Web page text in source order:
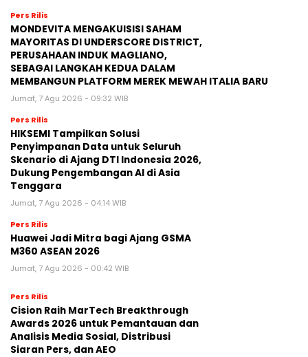
Pers Rilis
MONDEVITA MENGAKUISISI SAHAM
MAYORITAS DI UNDERSCORE DISTRICT,
PERUSAHAAN INDUK MAGLIANO,
SEBAGAI LANGKAH KEDUA DALAM
MEMBANGUN PLATFORM MEREK MEWAH ITALIA BARU
Jumat, 7 Agu 2026 - 09:32 WIB
Pers Rilis
HIKSEMI Tampilkan Solusi
Penyimpanan Data untuk Seluruh
Skenario di Ajang DTI Indonesia 2026,
Dukung Pengembangan AI di Asia
Tenggara
Jumat, 7 Agu 2026 - 04:14 WIB
Pers Rilis
Huawei Jadi Mitra bagi Ajang GSMA
M360 ASEAN 2026
Jumat, 7 Agu 2026 - 00:42 WIB
Pers Rilis
Cision Raih MarTech Breakthrough
Awards 2026 untuk Pemantauan dan
Analisis Media Sosial, Distribusi
Siaran Pers, dan AEO